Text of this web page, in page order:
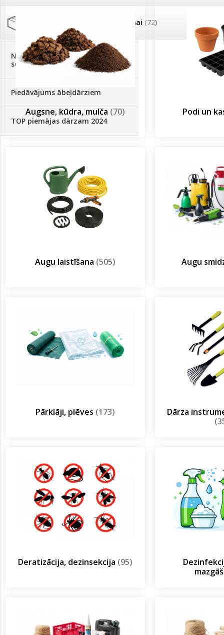
Palīglīdzekļi augu audzēšanai (72)
Klientu Diena
Novatec - izcils mēslošanai arī
sezonas otrajā pusē!
Piedāvājums ābeļdārziem
TOP piemājas dārzam 2024
Augsne, kūdra, mulča (70) Podi un
Augu laistīšana (505) Augu
Pārklāji, plēves (173)
Dārza
Deratizācija, dezinsekcija (95)